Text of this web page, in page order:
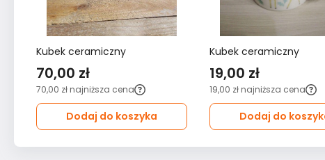
Kubek ceramiczny
70,00 zł
70,00 zł najniższa cena
Dodaj do koszyka
Kubek ceramiczny
19,00 zł
19,00 zł najniższa cena
Dodaj do